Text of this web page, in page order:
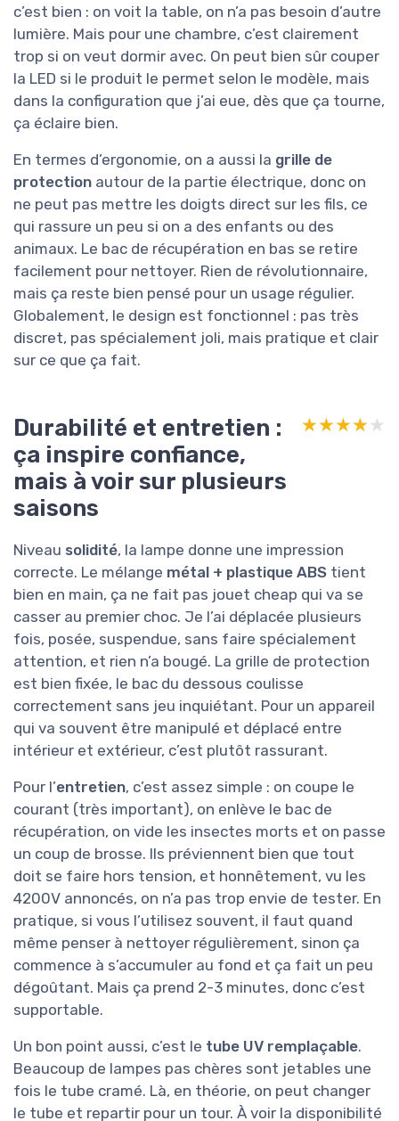
c’est bien : on voit la table, on n’a pas besoin d’autre
lumière. Mais pour une chambre, c’est clairement
trop si on veut dormir avec. On peut bien sûr couper
la LED si le produit le permet selon le modèle, mais
dans la configuration que j’ai eue, dès que ça tourne,
ça éclaire bien.
En termes d’ergonomie, on a aussi la grille de
protection autour de la partie électrique, donc on
ne peut pas mettre les doigts direct sur les fils, ce
qui rassure un peu si on a des enfants ou des
animaux. Le bac de récupération en bas se retire
facilement pour nettoyer. Rien de révolutionnaire,
mais ça reste bien pensé pour un usage régulier.
Globalement, le design est fonctionnel : pas très
discret, pas spécialement joli, mais pratique et clair
sur ce que ça fait.
Durabilité et entretien :
ça inspire confiance,
mais à voir sur plusieurs
saisons
★★★★★
★★★★★
Niveau solidité, la lampe donne une impression
correcte. Le mélange métal + plastique ABS tient
bien en main, ça ne fait pas jouet cheap qui va se
casser au premier choc. Je l’ai déplacée plusieurs
fois, posée, suspendue, sans faire spécialement
attention, et rien n’a bougé. La grille de protection
est bien fixée, le bac du dessous coulisse
correctement sans jeu inquiétant. Pour un appareil
qui va souvent être manipulé et déplacé entre
intérieur et extérieur, c’est plutôt rassurant.
Pour l’entretien, c’est assez simple : on coupe le
courant (très important), on enlève le bac de
récupération, on vide les insectes morts et on passe
un coup de brosse. Ils préviennent bien que tout
doit se faire hors tension, et honnêtement, vu les
4200V annoncés, on n’a pas trop envie de tester. En
pratique, si vous l’utilisez souvent, il faut quand
même penser à nettoyer régulièrement, sinon ça
commence à s’accumuler au fond et ça fait un peu
dégoûtant. Mais ça prend 2-3 minutes, donc c’est
supportable.
Un bon point aussi, c’est le tube UV remplaçable.
Beaucoup de lampes pas chères sont jetables une
fois le tube cramé. Là, en théorie, on peut changer
le tube et repartir pour un tour. À voir la disponibilité